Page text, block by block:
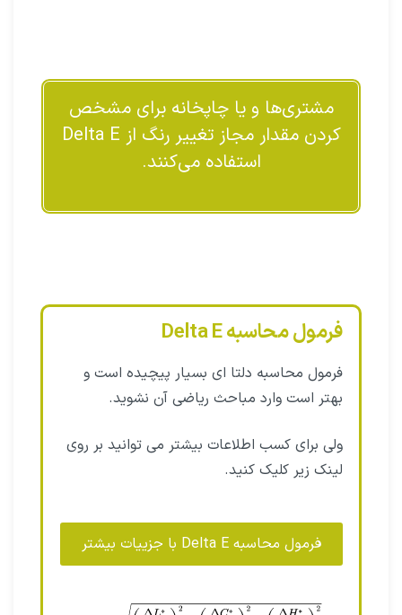
مشتری‌ها و یا چاپخانه برای مشخص
کردن مقدار مجاز تغییر رنگ از Delta E
استفاده می‌کنند.
فرمول محاسبه Delta E​
فرمول محاسبه دلتا ای بسیار پیچیده است و
بهتر است وارد مباحث ریاضی آن نشوید.
ولی برای کسب اطلاعات بیشتر می توانید بر روی
لینک زیر کلیک کنید.
فرمول محاسبه Delta E​ با جزییات بیشتر